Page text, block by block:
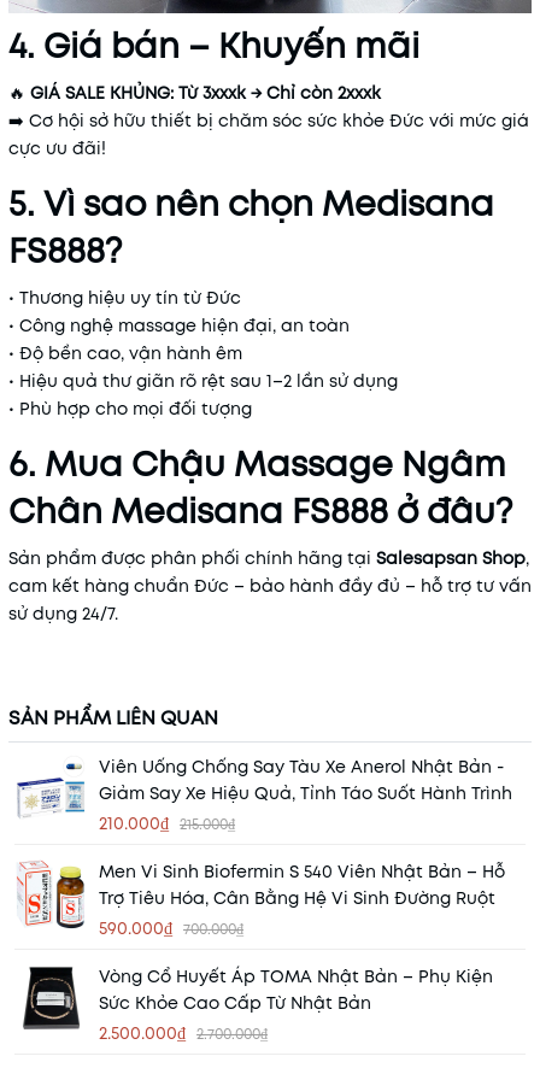
4. Giá bán – Khuyến mãi
🔥 GIÁ SALE KHỦNG: Từ 3xxxk → Chỉ còn 2xxxk
➡️ Cơ hội sở hữu thiết bị chăm sóc sức khỏe Đức với mức giá
cực ưu đãi!
5. Vì sao nên chọn Medisana
FS888?
• Thương hiệu uy tín từ Đức
• Công nghệ massage hiện đại, an toàn
• Độ bền cao, vận hành êm
• Hiệu quả thư giãn rõ rệt sau 1–2 lần sử dụng
• Phù hợp cho mọi đối tượng
6. Mua Chậu Massage Ngâm
Chân Medisana FS888 ở đâu?
Sản phẩm được phân phối chính hãng tại Salesapsan Shop,
cam kết hàng chuẩn Đức – bảo hành đầy đủ – hỗ trợ tư vấn
sử dụng 24/7.
SẢN PHẨM LIÊN QUAN
Viên Uống Chống Say Tàu Xe Anerol Nhật Bản -
Giảm Say Xe Hiệu Quả, Tỉnh Táo Suốt Hành Trình
210.000₫ 215.000₫
Men Vi Sinh Biofermin S 540 Viên Nhật Bản – Hỗ
Trợ Tiêu Hóa, Cân Bằng Hệ Vi Sinh Đường Ruột
590.000₫ 700.000₫
Vòng Cổ Huyết Áp TOMA Nhật Bản – Phụ Kiện
Sức Khỏe Cao Cấp Từ Nhật Bản
2.500.000₫ 2.700.000₫